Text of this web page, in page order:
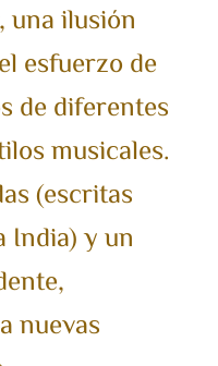
una ilusión
esfuerzo de
de diferentes
musicales.
(escritas
India) y un
nuevas